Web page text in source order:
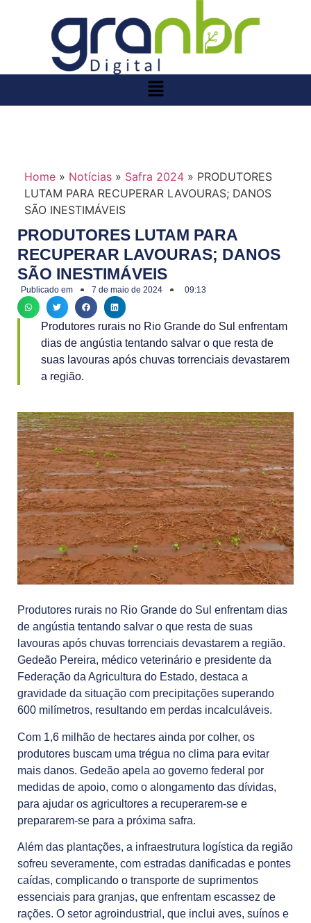
Home » Notícias » Safra 2024 » PRODUTORES
LUTAM PARA RECUPERAR LAVOURAS; DANOS
SÃO INESTIMÁVEIS
PRODUTORES LUTAM PARA
RECUPERAR LAVOURAS; DANOS
SÃO INESTIMÁVEIS
Publicado em 7 de maio de 2024 09:13
Produtores rurais no Rio Grande do Sul enfrentam
dias de angústia tentando salvar o que resta de
suas lavouras após chuvas torrenciais devastarem
a região.
Produtores rurais no Rio Grande do Sul enfrentam dias
de angústia tentando salvar o que resta de suas
lavouras após chuvas torrenciais devastarem a região.
Gedeão Pereira, médico veterinário e presidente da
Federação da Agricultura do Estado, destaca a
gravidade da situação com precipitações superando
600 milímetros, resultando em perdas incalculáveis.
Com 1,6 milhão de hectares ainda por colher, os
produtores buscam uma trégua no clima para evitar
mais danos. Gedeão apela ao governo federal por
medidas de apoio, como o alongamento das dívidas,
para ajudar os agricultores a recuperarem-se e
prepararem-se para a próxima safra.
Além das plantações, a infraestrutura logística da região
sofreu severamente, com estradas danificadas e pontes
caídas, complicando o transporte de suprimentos
essenciais para granjas, que enfrentam escassez de
rações. O setor agroindustrial, que inclui aves, suínos e